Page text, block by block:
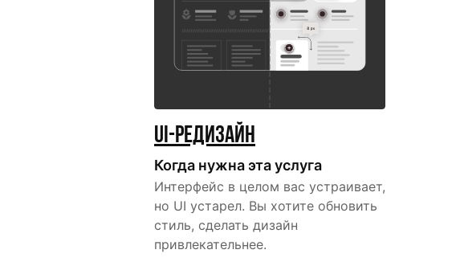
UI-редизайн
Когда нужна эта услуга
Интерфейс в целом вас устраивает,
но UI устарел. Вы хотите обновить
стиль, сделать дизайн
привлекательнее.